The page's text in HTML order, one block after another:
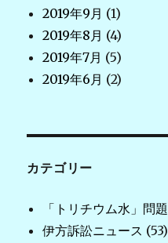
2019年9月 (1)
2019年8月 (4)
2019年7月 (5)
2019年6月 (2)
カテゴリー
「トリチウム水」問題
伊方訴訟ニュース (53)